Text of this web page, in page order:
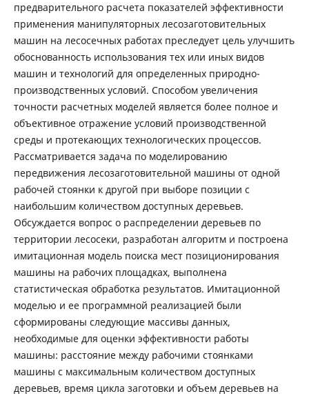
предварительного расчета показателей эффективности
применения манипуляторных лесозаготовительных
машин на лесосечных работах преследует цель улучшить
обоснованность использования тех или иных видов
машин и технологий для определенных природно-
производственных условий. Способом увеличения
точности расчетных моделей является более полное и
объективное отражение условий производственной
среды и протекающих технологических процессов.
Рассматривается задача по моделированию
передвижения лесозаготовительной машины от одной
рабочей стоянки к другой при выборе позиции с
наибольшим количеством доступных деревьев.
Обсуждается вопрос о распределении деревьев по
территории лесосеки, разработан алгоритм и построена
имитационная модель поиска мест позиционирования
машины на рабочих площадках, выполнена
статистическая обработка результатов. Имитационной
моделью и ее программной реализацией были
сформированы следующие массивы данных,
необходимые для оценки эффективности работы
машины: расстояние между рабочими стоянками
машины с максимальным количеством доступных
деревьев, время цикла заготовки и объем деревьев на